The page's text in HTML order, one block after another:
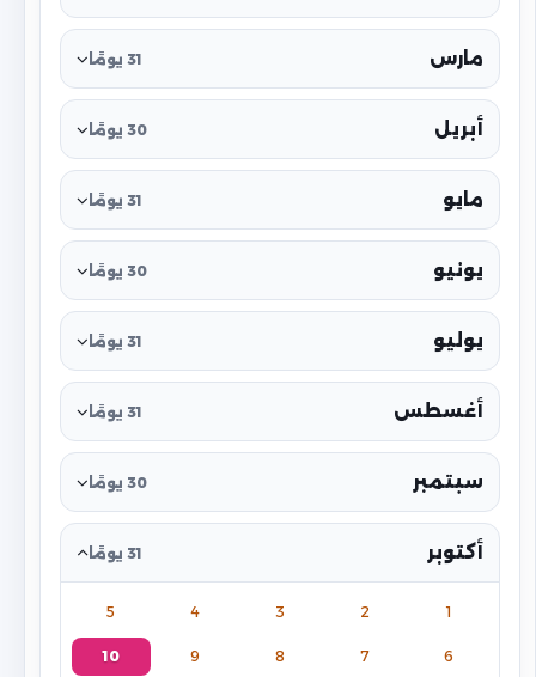
مارس 31 يومًا
أبريل 30 يومًا
مايو 31 يومًا
يونيو 30 يومًا
يوليو 31 يومًا
أغسطس 31 يومًا
سبتمبر 30 يومًا
أكتوبر 31 يومًا
1
2
3
4
5
6
7
8
9
10